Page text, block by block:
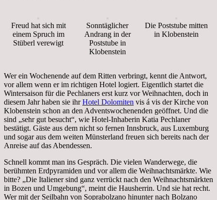
Freud hat sich mit
einem Spruch im
Stüberl verewigt
Sonntäglicher
Andrang in der
Poststube in
Klobenstein
Die Poststube mitten
in Klobenstein
Wer ein Wochenende auf dem Ritten verbringt, kennt die Antwort,
vor allem wenn er im richtigen Hotel logiert. Eigentlich startet die
Wintersaison für die Pechlaners erst kurz vor Weihnachten, doch in
diesem Jahr haben sie ihrHotel Dolomiten vis á vis der Kirche von
Klobenstein schon an den Adventswochenenden geöffnet. Und die
sind „sehr gut besucht“, wie Hotel-Inhaberin Katia Pechlaner
bestätigt. Gäste aus dem nicht so fernen Innsbruck, aus Luxemburg
und sogar aus dem weiten Münsterland freuen sich bereits nach der
Anreise auf das Abendessen.
Schnell kommt man ins Gespräch. Die vielen Wanderwege, die
berühmten Erdpyramiden und vor allem die Weihnachtsmärkte. Wie
bitte? „Die Italiener sind ganz verrückt nach den Weihnachtsmärkten
in Bozen und Umgebung“, meint die Hausherrin. Und sie hat recht.
Wer mit der Seilbahn von Soprabolzano hinunter nach Bolzano